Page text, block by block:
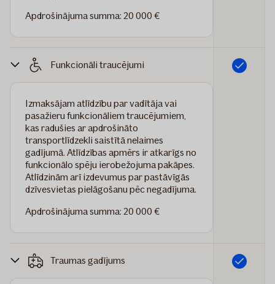
Apdrošinājuma summa: 20 000 €
Funkcionāli traucējumi
Izmaksājam atlīdzību par vadītāja vai
pasažieru funkcionāliem traucējumiem,
kas radušies ar apdrošināto
transportlīdzekli saistītā nelaimes
gadījumā. Atlīdzības apmērs ir atkarīgs no
funkcionālo spēju ierobežojuma pakāpes.
Atlīdzinām arī izdevumus par pastāvīgās
dzīvesvietas pielāgošanu pēc negadījuma.
Apdrošinājuma summa: 20 000 €
Iekļauts
Traumas gadījums Iekļauts